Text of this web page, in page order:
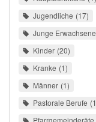
Jugendliche 17
Junge Erwachsene
Kinder 20
Kranke 1
Männer 1
Pastorale Berufe 1
Pfarrgemeinderäte